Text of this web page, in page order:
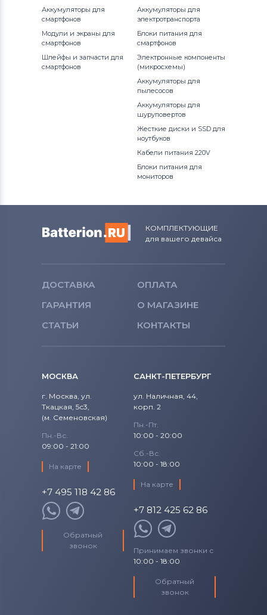
Аккумуляторы для
смартфонов
Модули и экраны для
смартфонов
Шлейфы и запчасти для
смартфонов
Аккумуляторы для
электротранспорта
Блоки питания для
смартфонов
Электронные компоненты
(микросхемы)
Аккумуляторы для
пылесосов
Аккумуляторы для
шуруповертов
Жесткие диски и SSD для
ноутбуков
Кабели питания 220V
Блоки питания для
мониторов
КОМПЛЕКТУЮЩИЕ
для вашего девайса
ДОСТАВКА
ОПЛАТА
ГАРАНТИЯ
О МАГАЗИНЕ
СТАТЬИ
КОНТАКТЫ
МОСКВА
г. Москва, ул.
Ткацкая, 5с3,
(м. Семеновская)
Пн.-Вс.
09:00 - 21:00
На карте
+7 495 118 42 86
Обратный
звонок
САНКТ-ПЕТЕРБУРГ
ул. Наличная, 44,
корп. 2
Пн.-Пт.
10:00 - 20:00
Сб.-Вс.
10:00 - 18:00
На карте
+7 812 425 62 86
Принимаем звонки с
10:00 - 18:00
Обратный
звонок